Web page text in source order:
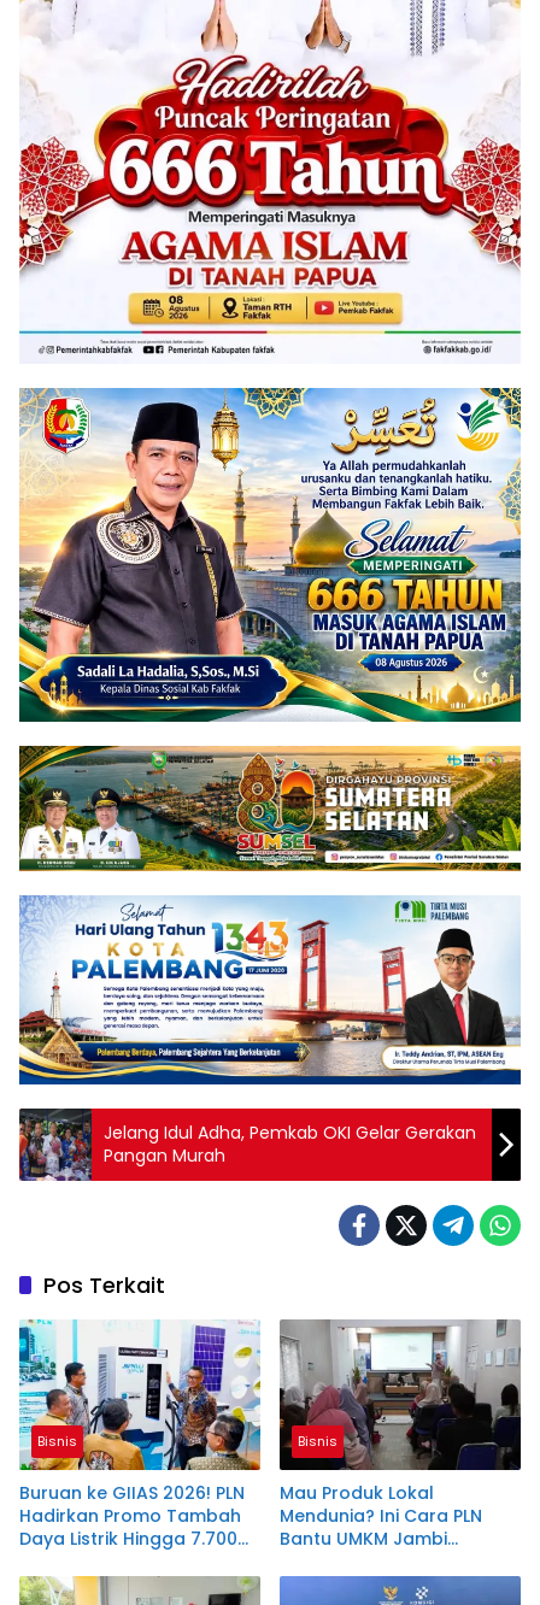
Jelang Idul Adha, Pemkab OKI Gelar Gerakan
Pangan Murah
Pos Terkait
Bisnis
Buruan ke GIIAS 2026! PLN
Hadirkan Promo Tambah
Daya Listrik Hingga 7.700
Bisnis
Mau Produk Lokal
Mendunia? Ini Cara PLN
Bantu UMKM Jambi